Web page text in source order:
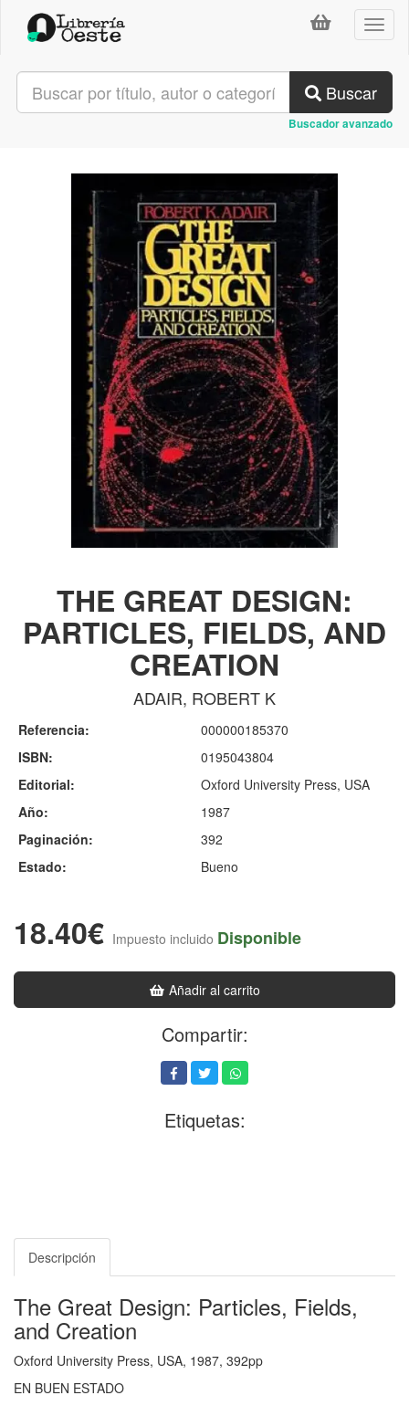
Buscar
Buscador avanzado
THE GREAT DESIGN:
PARTICLES, FIELDS, AND
CREATION
ADAIR, ROBERT K
Referencia:
000000185370
ISBN:
0195043804
Editorial:
Oxford University Press, USA
Año:
1987
Paginación:
392
Estado:
Bueno
18.40€ Impuesto incluido Disponible
Añadir al carrito
Compartir:
Etiquetas:
Descripción
The Great Design: Particles, Fields,
and Creation
Oxford University Press, USA, 1987, 392pp
EN BUEN ESTADO